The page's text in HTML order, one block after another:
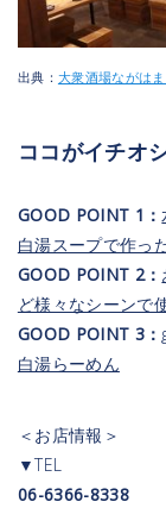
出典： 大衆酒場ながは
ココがイチオ
GOOD POINT 1：
白湯スープで作っ
GOOD POINT 2：
ど様々なシーンで
GOOD POINT 3：
白湯らーめん
＜お店情報＞
▼TEL
06-6366-8338